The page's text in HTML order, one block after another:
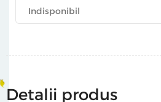
degetul. Lento nu e un copil ca
încet la minte. E pur și simplu
din lume, iar el o învață lentoarea.
marcând întoarcerea aspră la
Indisponibil
Detalii produs